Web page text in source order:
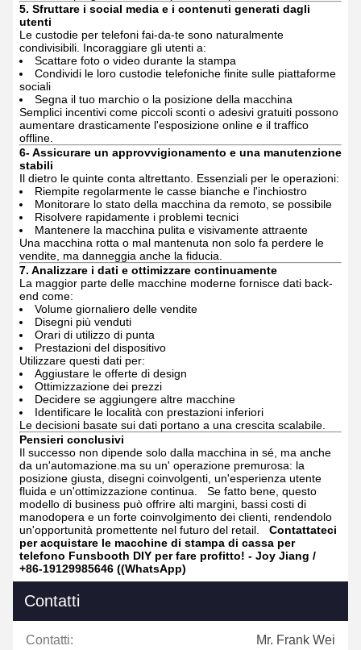
5. Sfruttare i social media e i contenuti generati dagli
utenti
Le custodie per telefoni fai-da-te sono naturalmente
condivisibili. Incoraggiare gli utenti a:
Scattare foto o video durante la stampa
Condividi le loro custodie telefoniche finite sulle piattaforme
sociali
Segna il tuo marchio o la posizione della macchina
Semplici incentivi come piccoli sconti o adesivi gratuiti possono
aumentare drasticamente l'esposizione online e il traffico
offline.
6- Assicurare un approvvigionamento e una manutenzione
stabili
Il dietro le quinte conta altrettanto. Essenziali per le operazioni:
Riempite regolarmente le casse bianche e l'inchiostro
Monitorare lo stato della macchina da remoto, se possibile
Risolvere rapidamente i problemi tecnici
Mantenere la macchina pulita e visivamente attraente
Una macchina rotta o mal mantenuta non solo fa perdere le
vendite, ma danneggia anche la fiducia.
7. Analizzare i dati e ottimizzare continuamente
La maggior parte delle macchine moderne fornisce dati back-
end come:
Volume giornaliero delle vendite
Disegni più venduti
Orari di utilizzo di punta
Prestazioni del dispositivo
Utilizzare questi dati per:
Aggiustare le offerte di design
Ottimizzazione dei prezzi
Decidere se aggiungere altre macchine
Identificare le località con prestazioni inferiori
Le decisioni basate sui dati portano a una crescita scalabile.
Pensieri conclusivi
Il successo non dipende solo dalla macchina in sé, ma anche
da un'automazione.ma su un' operazione premurosa: la
posizione giusta, disegni coinvolgenti, un'esperienza utente
fluida e un'ottimizzazione continua.
Se fatto bene, questo
modello di business può offrire alti margini, bassi costi di
manodopera e un forte coinvolgimento dei clienti, rendendolo
un'opportunità promettente nel futuro del retail.
Contattateci
per acquistare le macchine di stampa di cassa per
telefono Funsbooth DIY per fare profitto! - Joy Jiang /
+86-19129985646 ((WhatsApp)
Contatti
Contatti: Mr. Frank Wei